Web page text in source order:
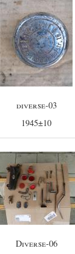
diverse-03
1945±10
Diverse-06